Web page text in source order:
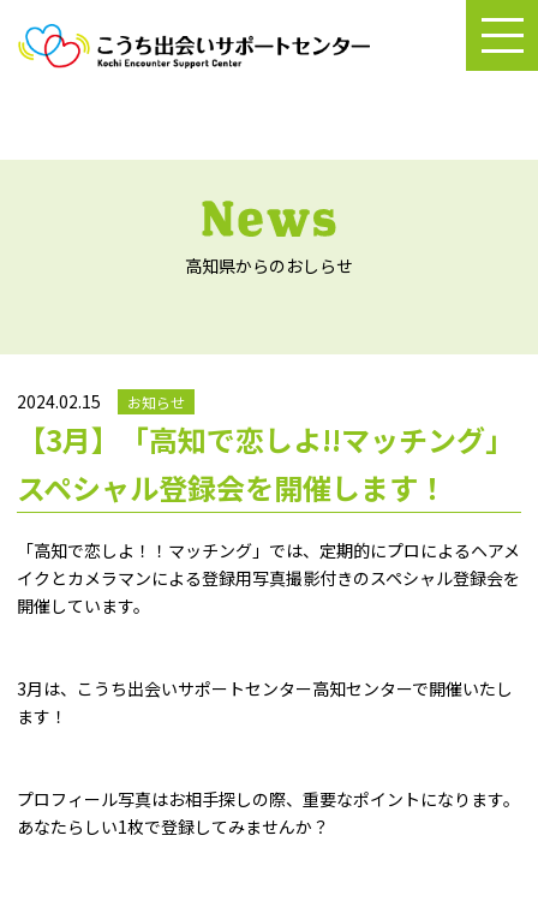
高知県からのおしらせ
2024.02.15 お知らせ
【3月】「高知で恋しよ!!マッチング」
スペシャル登録会を開催します！
「高知で恋しよ！！マッチング」では、定期的にプロによるヘアメ
イクとカメラマンによる登録用写真撮影付きのスペシャル登録会を
開催しています。
3月は、こうち出会いサポートセンター高知センターで開催いたし
ます！
プロフィール写真はお相手探しの際、重要なポイントになります。
あなたらしい1枚で登録してみませんか？